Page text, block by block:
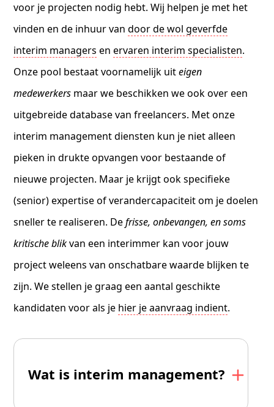
voor je projecten nodig hebt. Wij helpen je met het
vinden en de inhuur vandoor de wol geverfde
interim managers enervaren interim specialisten.
Onze pool bestaat voornamelijk uiteigen
medewerkers maar we beschikken we ook over een
uitgebreide database van freelancers. Met onze
interim management diensten kun je niet alleen
pieken in drukte opvangen voor bestaande of
nieuwe projecten. Maar je krijgt ook specifieke
(senior) expertise of verandercapaciteit om je doelen
sneller te realiseren. Defrisse, onbevangen, en soms
kritische blikvan een interimmer kan voor jouw
project weleens van onschatbare waarde blijken te
zijn. We stellen je graag een aantal geschikte
kandidaten voor als je hier je aanvraag indient.
Wat is interim management?